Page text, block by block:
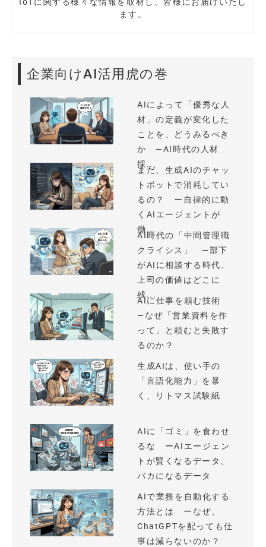
IoTに関する様々な情報を取材し、皆様にお届けいたし
ます。
企業向けAI活用虎の巻
AIによって「優秀な人
材」の定義が変化した
ことを、どうみるべき
か —AI時代の人材
採...
まだ、生成AIのチャッ
トボットで消耗してい
るの？ ー自律的に動
くAIエージェントが
働...
AI時代の「中間管理職
クライシス」 —部下
がAIに相談する時代、
上司の価値はどこに
残...
AIに仕事を頼む技術
—なぜ「営業資料を作
って」と頼むと失敗す
るのか？
生成AIは、使い手の
「言語化能力」を暴
く、リトマス試験紙
AIに「ゴミ」を食わせ
るな ーAIエージェン
トが賢くなるデータ、
バカになるデータ
AIで業務を自動化する
方法とは ーなぜ、
ChatGPTを配っても仕
事は減らないのか？